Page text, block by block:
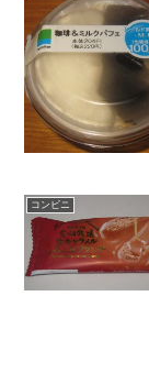
コンビニ